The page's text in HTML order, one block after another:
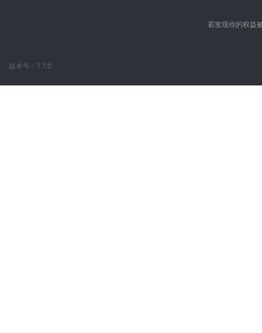
版本号：7.7.0
若发现你的权益